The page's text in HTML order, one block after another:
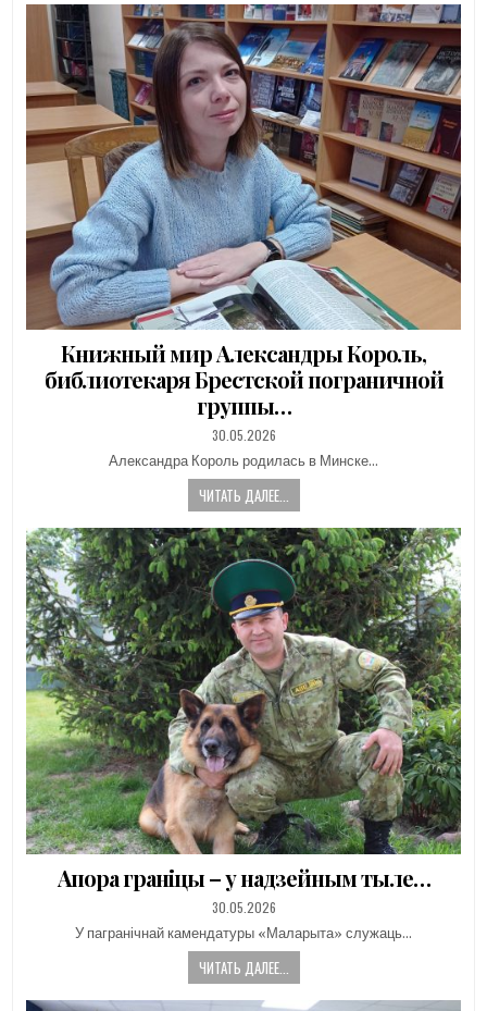
Книжный мир Александры Король,
библиотекаря Брестской пограничной
группы…
PUBLISHED
DATE:
30.05.2026
Александра Король родилась в Минске…
ЧИТАТЬ ДАЛЕЕ...
Апора граніцы – у надзейным тыле…
PUBLISHED
DATE:
30.05.2026
У пагранічнай камендатуры «Маларыта» служаць…
ЧИТАТЬ ДАЛЕЕ...